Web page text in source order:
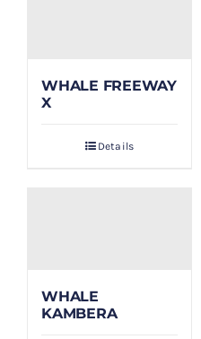
WHALE FREEWAY
X
Details
WHALE
KAMBERA